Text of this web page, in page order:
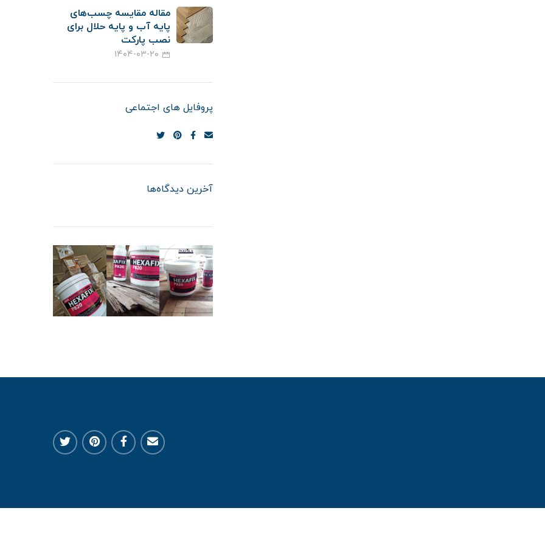
مقاله مقایسه چسب‌های
پایه آب و پایه حلال برای
نصب پارکت
۱۴۰۴-۰۳-۲۰
پروفایل های اجتماعی
آخرین دیدگاه‌ها